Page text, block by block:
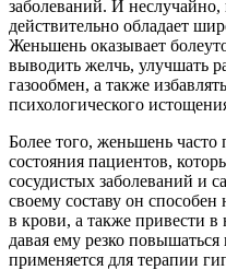
заболеваний. И неслучайно,
действительно обладает
Женьшень оказывает
выводить желчь, улучшать
газообмен, а также
психологического
Более того, женьшень
состояния пациентов,
сосудистых заболеваний и
своему составу он способен
в крови, а также привести в
давая ему резко
применяется для терапии